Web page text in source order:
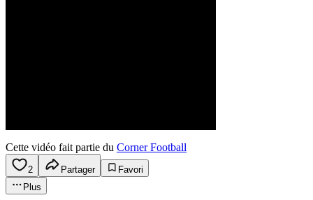
Cette vidéo fait partie du Corner Football
2 Partager
Favori
Plus